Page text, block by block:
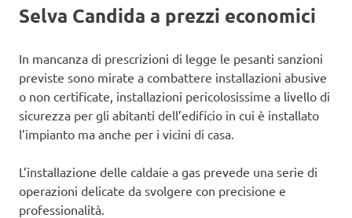
Selva Candida a prezzi economici
In mancanza di prescrizioni di legge le pesanti sanzioni
previste sono mirate a combattere installazioni abusive
o non certificate, installazioni pericolosissime a livello di
sicurezza per gli abitanti dell’edificio in cui è installato
l’impianto ma anche per i vicini di casa.
L’installazione delle caldaie a gas prevede una serie di
operazioni delicate da svolgere con precisione e
professionalità.